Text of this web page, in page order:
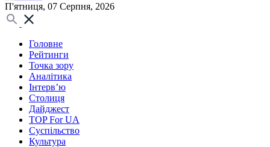
П'ятниця, 07 Серпня, 2026
Головне
Рейтинги
Точка зору
Аналітика
Інтерв’ю
Столиця
Дайджест
TOP For UA
Суспiльство
Культура